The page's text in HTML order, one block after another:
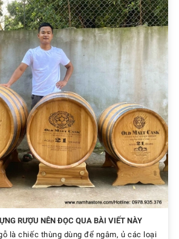
RƯỢU NÊN ĐỌC QUA BÀI VIẾT NÀY
là chiếc thùng dùng để ngâm, ủ các loại